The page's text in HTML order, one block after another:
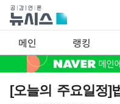
메인 랭킹
[오늘의 주요일정]